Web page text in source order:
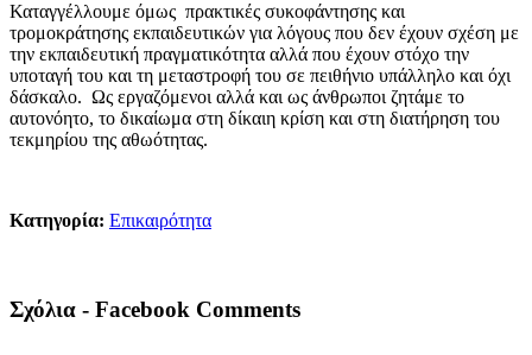
Καταγγέλλουμε όμως πρακτικές συκοφάντησης και
τρομοκράτησης εκπαιδευτικών για λόγους που δεν έχουν σχέση με
την εκπαιδευτική πραγματικότητα αλλά που έχουν στόχο την
υποταγή του και τη μεταστροφή του σε πειθήνιο υπάλληλο και όχι
δάσκαλο. Ως εργαζόμενοι αλλά και ως άνθρωποι ζητάμε το
αυτονόητο, το δικαίωμα στη δίκαιη κρίση και στη διατήρηση του
τεκμηρίου της αθωότητας.
Κατηγορία: Επικαιρότητα
Σχόλια - Facebook Comments